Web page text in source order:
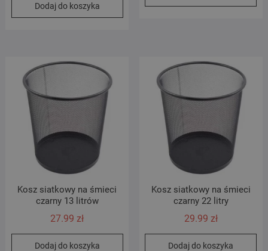
Dodaj do koszyka
Kosz siatkowy na śmieci
czarny 13 litrów
27.99zł
Dodaj do koszyka
Kosz siatkowy na śmieci
czarny 22 litry
29.99 zł
Dodaj do koszyka